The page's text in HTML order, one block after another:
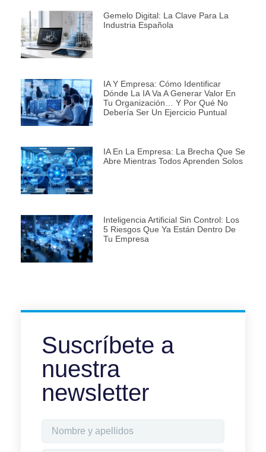
Gemelo Digital: La Clave Para La
Industria Española
IA Y Empresa: Cómo Identificar
Dónde La IA Va A Generar Valor En
Tu Organización… Y Por Qué No
Debería Ser Un Ejercicio Puntual
IA En La Empresa: La Brecha Que Se
Abre Mientras Todos Aprenden Solos
Inteligencia Artificial Sin Control: Los
5 Riesgos Que Ya Están Dentro De
Tu Empresa
Suscríbete a
nuestra
newsletter